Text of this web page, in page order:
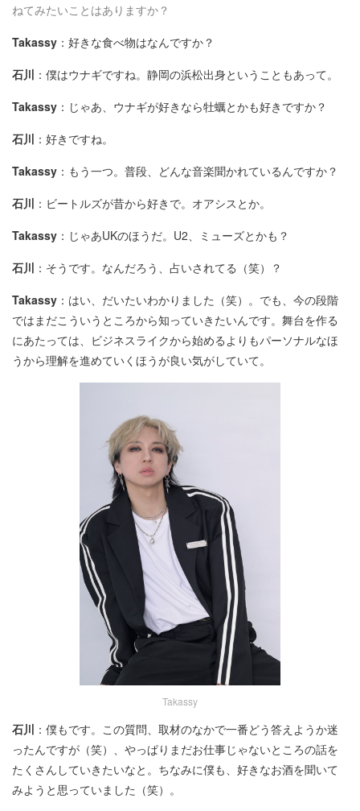
ねてみたいことはありますか？
Takassy ：好きな食べ物はなんですか？
石川 ：僕はウナギですね。静岡の浜松出身ということもあって。
Takassy ：じゃあ、ウナギが好きなら牡蠣とかも好きですか？
石川 ：好きですね。
Takassy ：もう一つ。普段、どんな音楽聞かれているんですか？
石川 ：ビートルズが昔から好きで。オアシスとか。
Takassy ：じゃあUKのほうだ。U2、ミューズとかも？
石川 ：そうです。なんだろう、占いされてる（笑）？
Takassy ：はい、だいたいわかりました（笑）。でも、今の段階
ではまだこういうところから知っていきたいんです。舞台を作る
にあたっては、ビジネスライクから始めるよりもパーソナルなほ
うから理解を進めていくほうが良い気がしていて。
Takassy
石川 ：僕もです。この質問、取材のなかで一番どう答えようか迷
ったんですが（笑）、やっぱりまだお仕事じゃないところの話を
たくさんしていきたいなと。ちなみに僕も、好きなお酒を聞いて
みようと思っていました（笑）。